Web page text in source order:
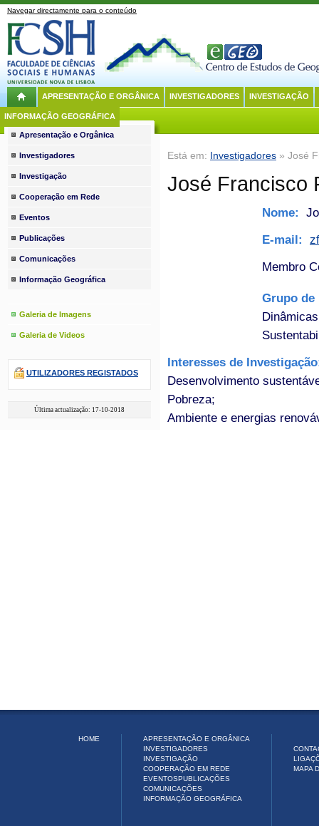
Navegar directamente para o conteúdo
APRESENTAÇÃO E ORGÂNICA INVESTIGADORES INVESTIGAÇÃO
INFORMAÇÃO GEOGRÁFICA
Está em: Investigadores » José
José Francisco
Nome:
E-mail:
Membro
Grupo
Interesses de
Desenvolvimento
Pobreza;
Ambiente e energias
Apresentação e Orgânica
Investigadores
Investigação
Cooperação em Rede
Eventos
Publicações
Comunicações
Informação Geográfica
Galeria de Imagens
Galeria de Videos
UTILIZADORES REGISTADOS
Última actualização: 17-10-2018
HOME
APRESENTAÇÃO E ORGÂNICA
INVESTIGADORES
INVESTIGAÇÃO
COOPERAÇÃO EM REDE
EVENTOSPUBLICAÇÕES
COMUNICAÇÕES
INFORMAÇÃO GEOGRÁFICA
MAPA